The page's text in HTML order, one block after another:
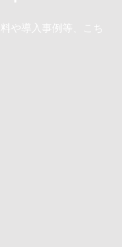
や導入事例等、こち